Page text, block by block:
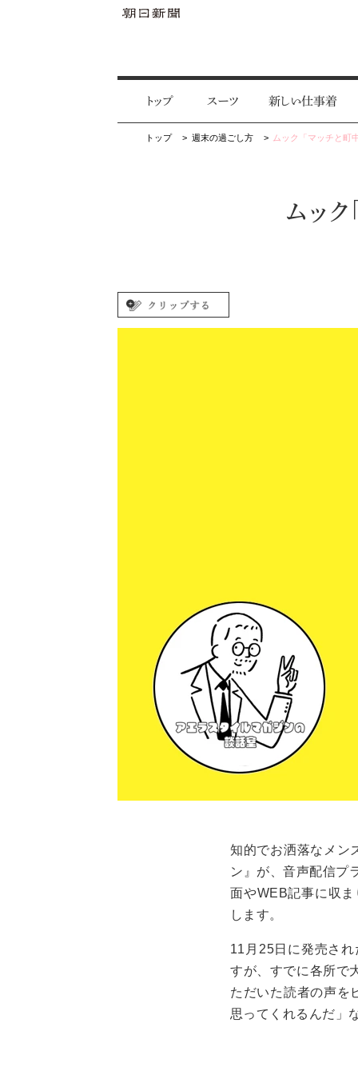
トップ スーツ 新しい仕事着
トップ 週末の過ごし方 ムック「マッチと町
ムッ
知的でお洒落なメン
ン』が、音声配信プ
面やWEB記事に収
します。
11月25日に発売され
すが、すでに各所で
ただいた読者の声を
思ってくれるんだ」